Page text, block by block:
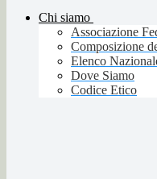
Chi siamo
Associazione
Composizione
Elenco
Dove Siamo
Codice Etico